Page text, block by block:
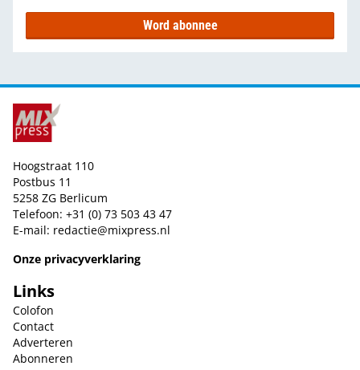
Word abonnee
Hoogstraat 110
Postbus 11
5258 ZG Berlicum
Telefoon: +31 (0) 73 503 43 47
E-mail: redactie@mixpress.nl
Onze privacyverklaring
Links
Colofon
Contact
Adverteren
Abonneren